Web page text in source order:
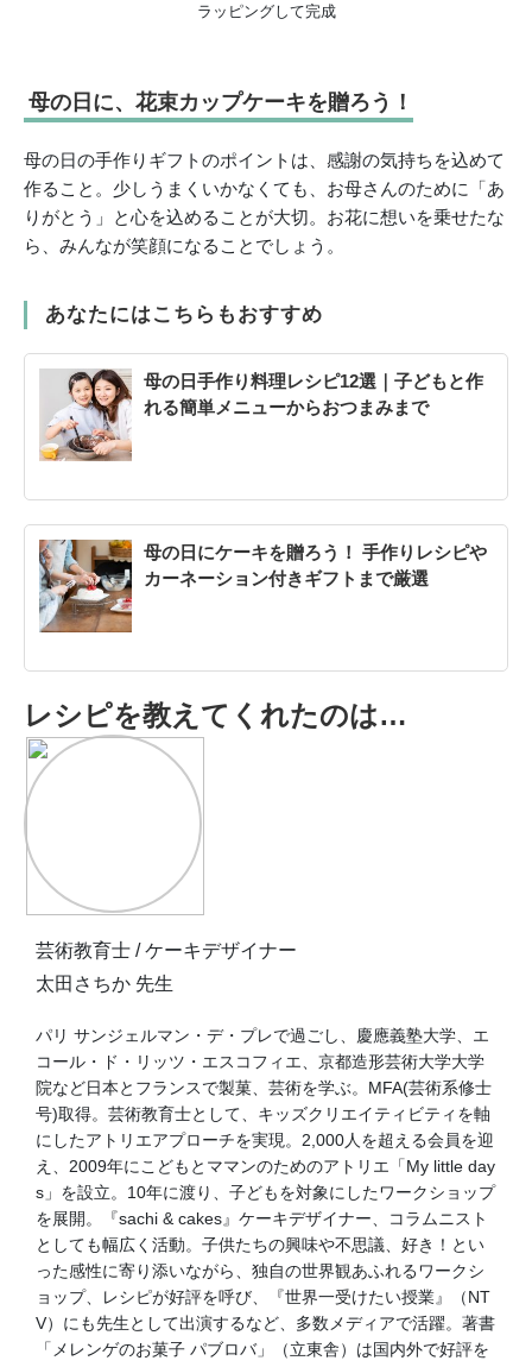
ラッピングして完成
母の日に、花束カップケーキを贈ろう！
母の日の手作りギフトのポイントは、感謝の気持ちを込めて
作ること。少しうまくいかなくても、お母さんのために「あ
りがとう」と心を込めることが大切。お花に想いを乗せたな
ら、みんなが笑顔になることでしょう。
あなたにはこちらもおすすめ
母の日手作り料理レシピ12選｜子どもと作
れる簡単メニューからおつまみまで
母の日にケーキを贈ろう！ 手作りレシピや
カーネーション付きギフトまで厳選
レシピを教えてくれたのは…
芸術教育士 / ケーキデザイナー
太田さちか 先生
パリ サンジェルマン・デ・プレで過ごし、慶應義塾大学、エ
コール・ド・リッツ・エスコフィエ、京都造形芸術大学大学
院など日本とフランスで製菓、芸術を学ぶ。MFA(芸術系修士
号)取得。芸術教育士として、キッズクリエイティビティを軸
にしたアトリエアプローチを実現。2,000人を超える会員を迎
え、2009年にこどもとママンのためのアトリエ「My little day
s」を設立。10年に渡り、子どもを対象にしたワークショップ
を展開。『sachi & cakes』ケーキデザイナー、コラムニスト
としても幅広く活動。子供たちの興味や不思議、好き！とい
った感性に寄り添いながら、独自の世界観あふれるワークシ
ョップ、レシピが好評を呼び、『世界一受けたい授業』（NT
V）にも先生として出演するなど、多数メディアで活躍。著書
「メレンゲのお菓子 パブロバ」（立東舎）は国内外で好評を